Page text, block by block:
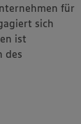
für
sich
ist
des